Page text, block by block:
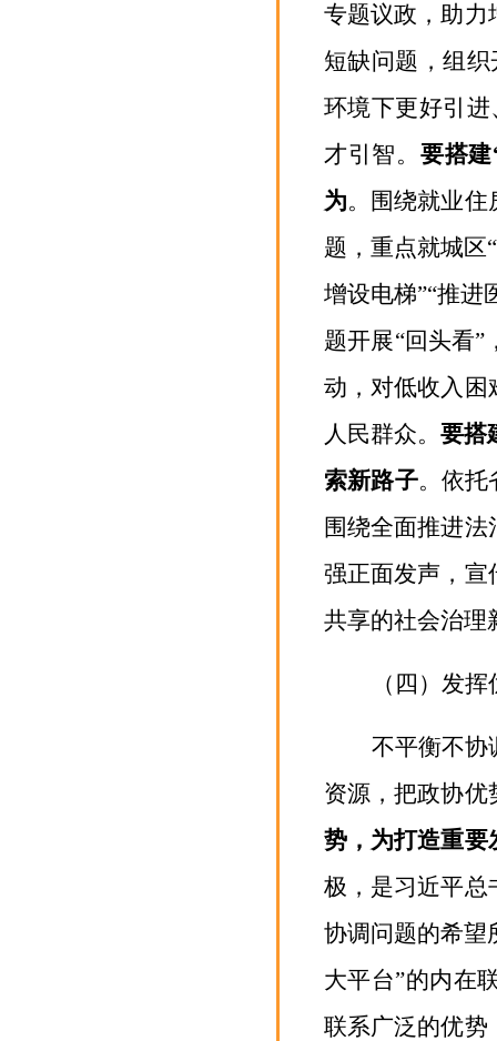
专题议政，助力
短缺问题，组
环境下更好引
才引智。 要搭建
为。
围绕就业
题，重点就城区
增设电梯”“推进
题开展“回头看
动，对低收入困
人民群众。要搭
索新路子。 依托
围绕全面推进
强正面发声，宣
共享的社会治理
（四）发
不平衡不协
资源，把政协优
势，为打造重要
极，是习近平总
协调问题的希望
大平台”的内在
联系广泛的优势